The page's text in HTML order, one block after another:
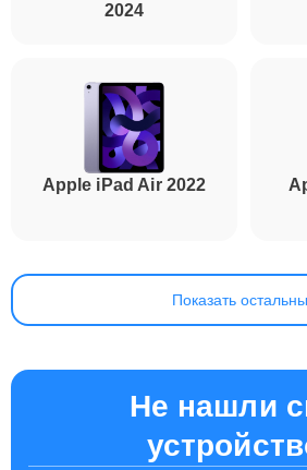
2024
Apple iPad Air 2022
Показать
Не нашли